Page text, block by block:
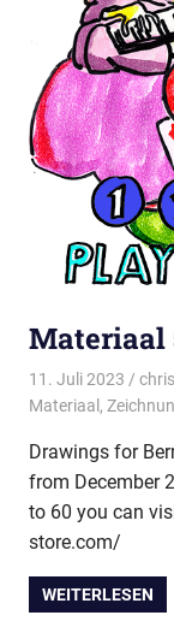
Materiaal
11. Juli 2023
Materiaal ,
Drawings for
from December
to 60 you can
store.com/
WEITERLESEN